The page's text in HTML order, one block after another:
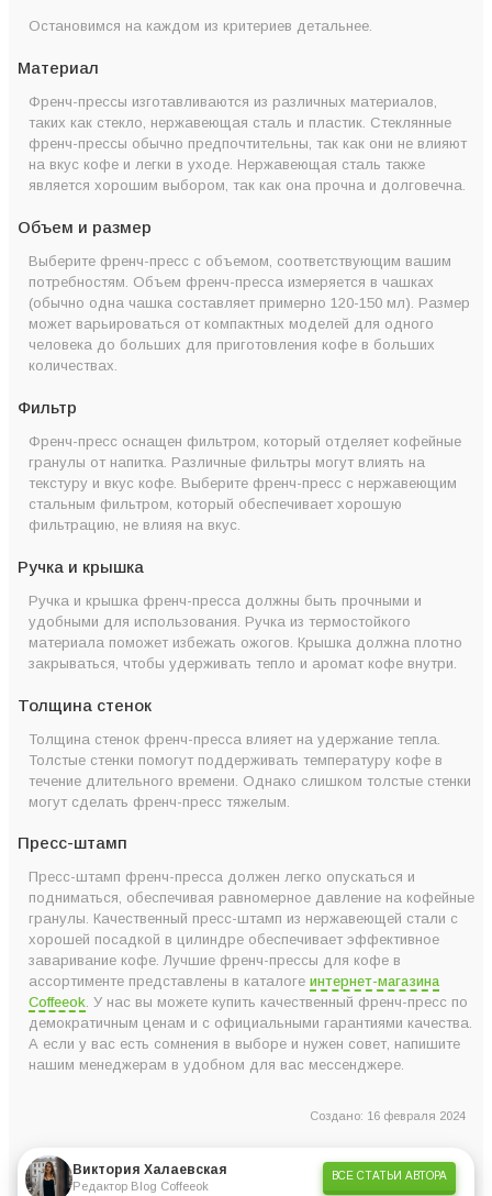
Остановимся на каждом из критериев детальнее.
Материал
Френч-прессы изготавливаются из различных материалов,
таких как стекло, нержавеющая сталь и пластик. Стеклянные
френч-прессы обычно предпочтительны, так как они не влияют
на вкус кофе и легки в уходе. Нержавеющая сталь также
является хорошим выбором, так как она прочна и долговечна.
Объем и размер
Выберите френч-пресс с объемом, соответствующим вашим
потребностям. Объем френч-пресса измеряется в чашках
(обычно одна чашка составляет примерно 120-150 мл). Размер
может варьироваться от компактных моделей для одного
человека до больших для приготовления кофе в больших
количествах.
Фильтр
Френч-пресс оснащен фильтром, который отделяет кофейные
гранулы от напитка. Различные фильтры могут влиять на
текстуру и вкус кофе. Выберите френч-пресс с нержавеющим
стальным фильтром, который обеспечивает хорошую
фильтрацию, не влияя на вкус.
Ручка и крышка
Ручка и крышка френч-пресса должны быть прочными и
удобными для использования. Ручка из термостойкого
материала поможет избежать ожогов. Крышка должна плотно
закрываться, чтобы удерживать тепло и аромат кофе внутри.
Толщина стенок
Толщина стенок френч-пресса влияет на удержание тепла.
Толстые стенки помогут поддерживать температуру кофе в
течение длительного времени. Однако слишком толстые стенки
могут сделать френч-пресс тяжелым.
Пресс-штамп
Пресс-штамп френч-пресса должен легко опускаться и
подниматься, обеспечивая равномерное давление на кофейные
гранулы. Качественный пресс-штамп из нержавеющей стали с
хорошей посадкой в цилиндре обеспечивает эффективное
заваривание кофе. Лучшие френч-прессы для кофе в
ассортименте представлены в каталоге интернет-магазина
Coffeeok. У нас вы можете купить качественный френч-пресс по
демократичным ценам и с официальными гарантиями качества.
А если у вас есть сомнения в выборе и нужен совет, напишите
нашим менеджерам в удобном для вас мессенджере.
Создано: 16 февраля 2024
Виктория Халаевская
Редактор Blog Coffeeok
ВСЕ СТАТЬИ АВТОРА